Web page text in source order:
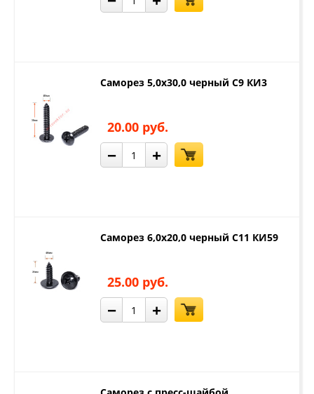
Саморез 5,0х30,0 черный С9 КИ3
20.00 руб.
− +
Саморез 6,0х20,0 черный С11 КИ59
25.00 руб.
− +